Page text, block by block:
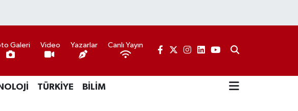
Galeri Video Yazarlar Canlı Yayın
TÜRKİYE BİLİM